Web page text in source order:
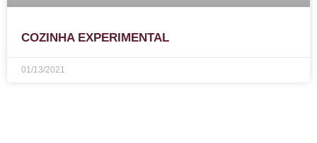
COZINHA EXPERIMENTAL
01/13/2021